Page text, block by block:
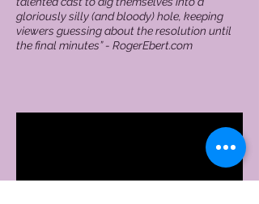
gloriously silly (and bloody) hole, keeping
viewers guessing about the resolution until
the final minutes” - RogerEbert.com